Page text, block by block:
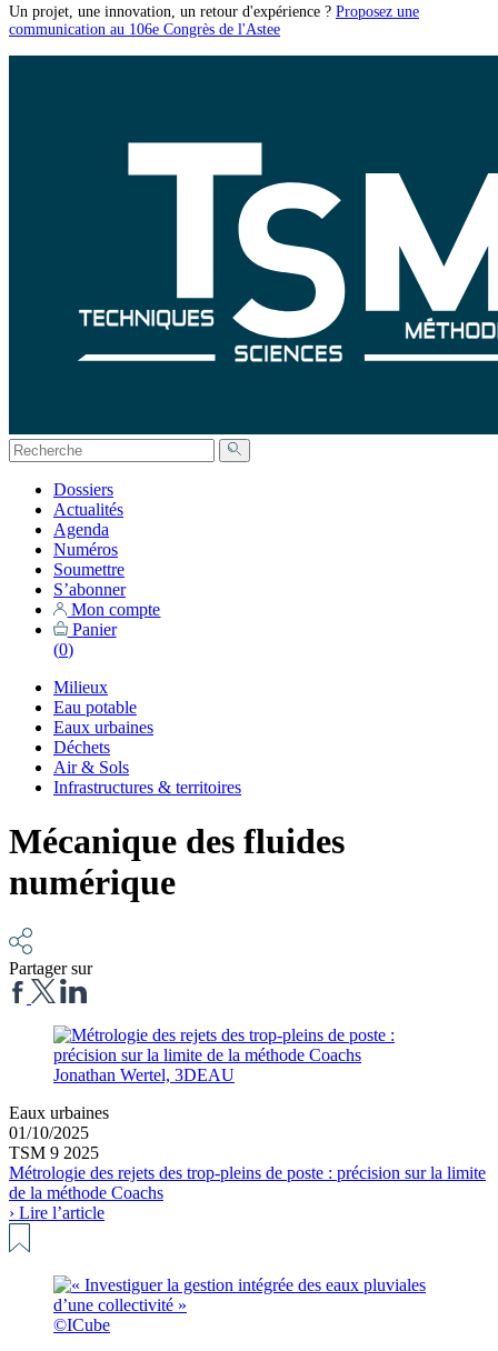
Un projet, une innovation, un retour d'expérience ? Proposez une
communication au 106e Congrès de l'Astee
Dossiers
Actualités
Agenda
Numéros
Soumettre
S’abonner
Mon compte
Panier
(0)
Milieux
Eau potable
Eaux urbaines
Déchets
Air & Sols
Infrastructures & territoires
Mécanique des fluides
numérique
Partager sur
Jonathan Wertel, 3DEAU
Eaux urbaines
01/10/2025
TSM 9 2025
Métrologie des rejets des trop-pleins de poste : précision sur la limite
de la méthode Coachs
› Lire l’article
©ICube